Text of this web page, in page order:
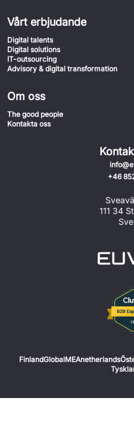
Vårt erbjudande
Digital talents
Digital solutions
IT-outsourcing
Advisory & digital transformation
Om oss
The good people
Kontakta oss
+46
111 34
FinlandGlobalMEAnetherlands